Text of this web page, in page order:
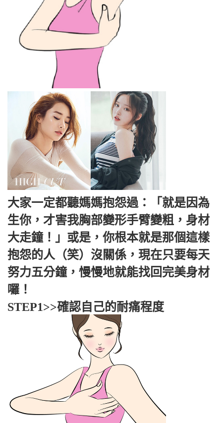
大家一定都聽媽媽抱怨過：「就是因為
生你，才害我胸部變形手臂變粗，身材
大走鐘！」或是，你根本就是那個這樣
抱怨的人（笑）沒關係，現在只要每天
努力五分鐘，慢慢地就能找回完美身材
囉！
STEP1>>確認自己的耐痛程度